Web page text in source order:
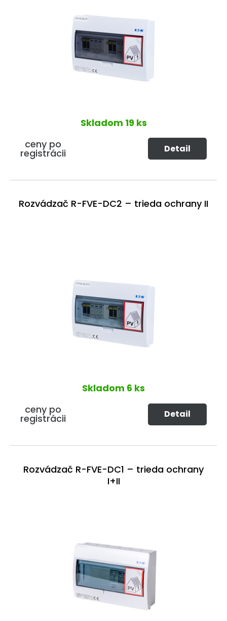
Skladom 19 ks
ceny po
registrácii Detail
Rozvádzač R-FVE-DC2 – trieda ochrany II
Skladom 6 ks
ceny po
registrácii Detail
Rozvádzač R-FVE-DC1 – trieda ochrany
I+II